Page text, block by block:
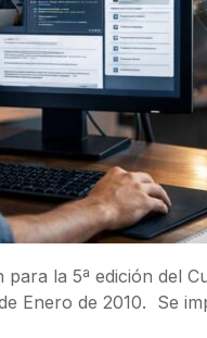
la 5ª edición del
Enero de 2010. Se